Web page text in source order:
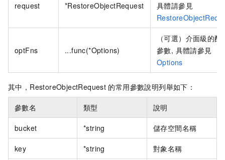
request *RestoreObjectRequest
具體請參見
optFns ...func(*Options)
（可選）介面級的配
參數, 具體請參見
Options
其中，RestoreObjectRequest 的常用參數說明列舉如下：
參數名 類型 說明
bucket *string 儲存空間名稱
key *string 對象名稱